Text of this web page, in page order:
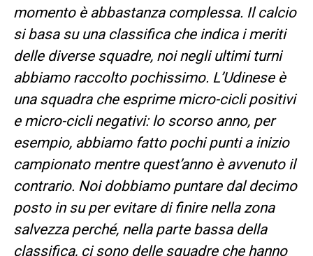
momento è abbastanza complessa. Il calcio
si basa su una classifica che indica i meriti
delle diverse squadre, noi negli ultimi turni
abbiamo raccolto pochissimo. L’Udinese è
una squadra che esprime micro-cicli positivi
e micro-cicli negativi: lo scorso anno, per
esempio, abbiamo fatto pochi punti a inizio
campionato mentre quest’anno è avvenuto il
contrario. Noi dobbiamo puntare dal decimo
posto in su per evitare di finire nella zona
salvezza perché, nella parte bassa della
classifica, ci sono delle squadre che hanno